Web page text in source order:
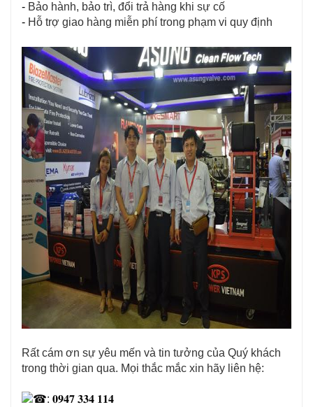
- Bảo hành, bảo trì, đổi trả hàng khi sự cố
- Hỗ trợ giao hàng miễn phí trong phạm vi quy định
Rất cám ơn sự yêu mến và tin tưởng của Quý khách
trong thời gian qua. Mọi thắc mắc xin hãy liên hệ:
: 𝟎𝟗𝟒𝟕 𝟑𝟑𝟒 𝟏𝟏𝟒